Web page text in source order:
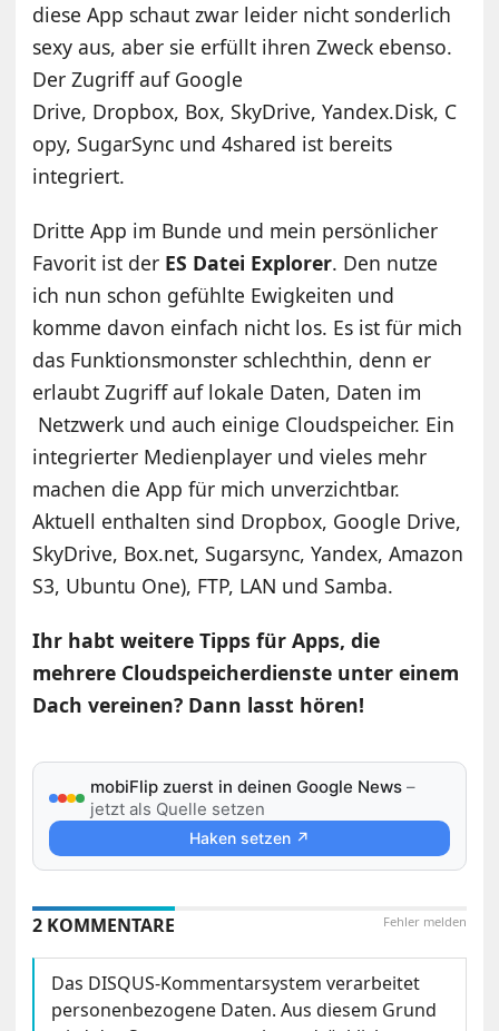
diese App schaut zwar leider nicht sonderlich
sexy aus, aber sie erfüllt ihren Zweck ebenso.
Der Zugriff auf Google
Drive, Dropbox, Box, SkyDrive, Yandex.Disk, C
opy, SugarSync und 4shared ist bereits
integriert.
Dritte App im Bunde und mein persönlicher
Favorit ist der ES Datei Explorer. Den nutze
ich nun schon gefühlte Ewigkeiten und
komme davon einfach nicht los. Es ist für mich
das Funktionsmonster schlechthin, denn er
erlaubt Zugriff auf lokale Daten, Daten im
Netzwerk und auch einige Cloudspeicher. Ein
integrierter Medienplayer und vieles mehr
machen die App für mich unverzichtbar.
Aktuell enthalten sind Dropbox, Google Drive,
SkyDrive, Box.net, Sugarsync, Yandex, Amazon
S3, Ubuntu One), FTP, LAN und Samba.
Ihr habt weitere Tipps für Apps, die
mehrere Cloudspeicherdienste unter einem
Dach vereinen? Dann lasst hören!
mobiFlip zuerst in deinen Google News –
jetzt als Quelle setzen
Haken setzen ↗
Fehler melden
2 KOMMENTARE
Das DISQUS-Kommentarsystem verarbeitet
personenbezogene Daten. Aus diesem Grund